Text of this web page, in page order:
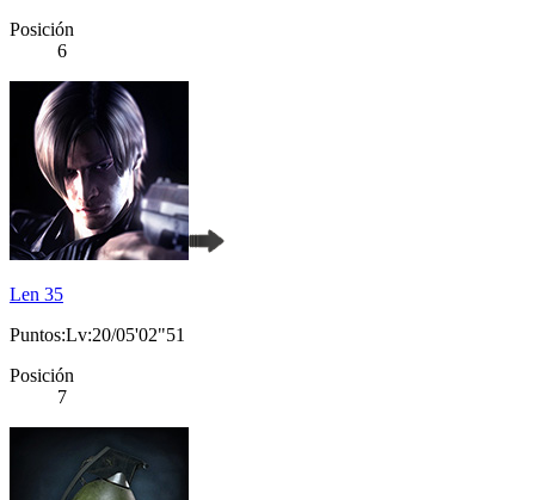
Posición
6
Len 35
Puntos:Lv:20/05'02"51
Posición
7